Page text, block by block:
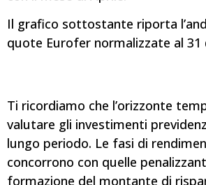
Il grafico sottostante riporta
quote Eurofer normalizzate al 31
Ti ricordiamo che l’orizzonte
valutare gli investimenti
lungo periodo. Le fasi di
concorrono con quelle
formazione del montante di